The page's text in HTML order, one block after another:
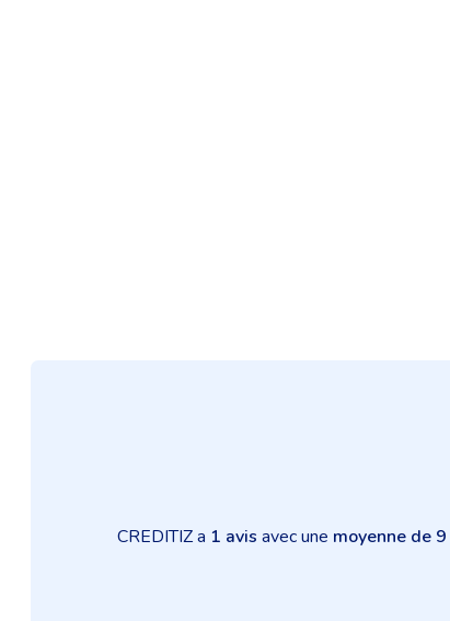
CREDITIZ a 1 avis avec une moyenne de 9